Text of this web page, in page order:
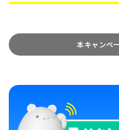
本キャンペ